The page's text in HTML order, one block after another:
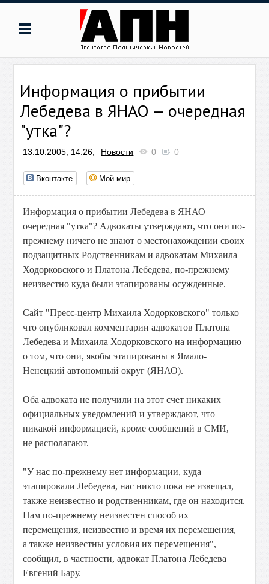
Информация о прибытии
Лебедева в ЯНАО — очередная
"утка"?
13.10.2005, 14:26, Новости 0 0
Вконтакте Мой мир
Информация о прибытии Лебедева в ЯНАО —
очередная "утка"? Адвокаты утверждают, что они по-
прежнему ничего не знают о местонахождении своих
подзащитных Родственникам и адвокатам Михаила
Ходорковского и Платона Лебедева, по-прежнему
неизвестно куда были этапированы осужденные.
Сайт "Пресс-центр Михаила Ходорковского" только
что опубликовал комментарии адвокатов Платона
Лебедева и Михаила Ходорковского на информацию
о том, что они, якобы этапированы в Ямало-
Ненецкий автономный округ (ЯНАО).
Оба адвоката не получили на этот счет никаких
официальных уведомлений и утверждают, что
никакой информацией, кроме сообщений в СМИ,
не располагают.
"У нас по-прежнему нет информации, куда
этапировали Лебедева, нас никто пока не извещал,
также неизвестно и родственникам, где он находится.
Нам по-прежнему неизвестен способ их
перемещения, неизвестно и время их перемещения,
а также неизвестны условия их перемещения", —
сообщил, в частности, адвокат Платона Лебедева
Евгений Бару.